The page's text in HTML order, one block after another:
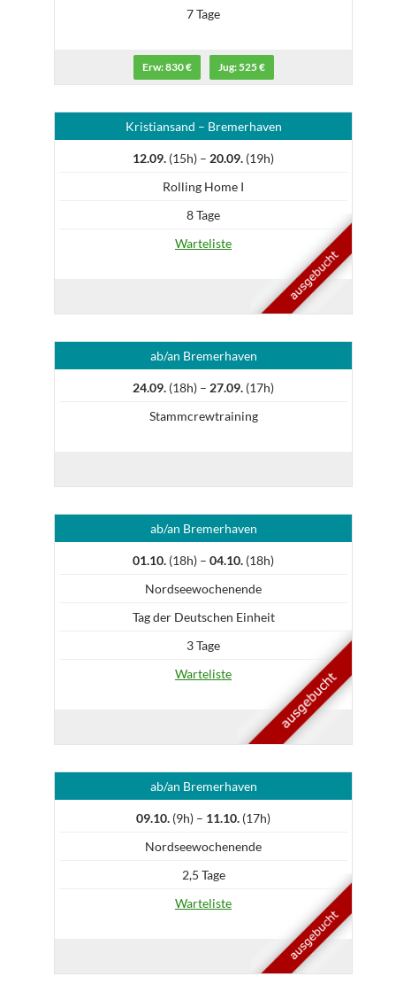
7 Tage
Erw: 830 € Jug: 525 €
Kristiansand – Bremerhaven
12.09. (15h) – 20.09. (19h)
Rolling Home I
8 Tage
Warteliste
ab/an Bremerhaven
24.09. (18h) – 27.09. (17h)
Stammcrewtraining
ab/an Bremerhaven
01.10. (18h) – 04.10. (18h)
Nordseewochenende
Tag der Deutschen Einheit
3 Tage
Warteliste
ab/an Bremerhaven
09.10. (9h) – 11.10. (17h)
Nordseewochenende
2,5 Tage
Warteliste